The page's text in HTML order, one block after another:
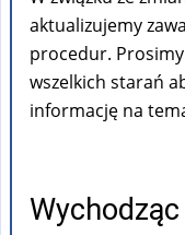
aktualizujemy
procedur.
wszelkich starań
informację na